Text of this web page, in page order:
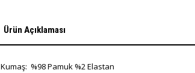
Ürün Açıklaması
Kumaş: %98 Pamuk %2 Elastan